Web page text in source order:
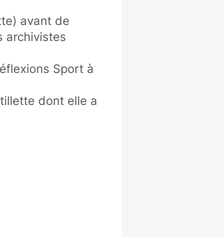
avant de
archivistes
Sport à
dont elle a